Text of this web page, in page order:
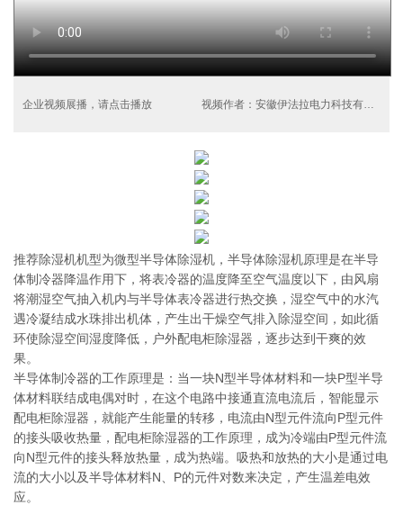
企业视频展播，请点击播放 视频作者：安徽伊法拉电力科技有限公司
推荐除湿机机型为微型半导体除湿机，半导体除湿机原理是在半导
体制冷器降温作用下，将表冷器的温度降至空气温度以下，由风扇
将潮湿空气抽入机内与半导体表冷器进行热交换，湿空气中的水汽
遇冷凝结成水珠排出机体，产生出干燥空气排入除湿空间，如此循
环使除湿空间湿度降低，户外配电柜除湿器，逐步达到干爽的效
果。
半导体制冷器的工作原理是：当一块N型半导体材料和一块P型半导
体材料联结成电偶对时，在这个电路中接通直流电流后，智能显示
配电柜除湿器，就能产生能量的转移，电流由N型元件流向P型元件
的接头吸收热量，配电柜除湿器的工作原理，成为冷端由P型元件流
向N型元件的接头释放热量，成为热端。吸热和放热的大小是通过电
流的大小以及半导体材料N、P的元件对数来决定，产生温差电效
应。